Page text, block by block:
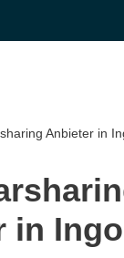
Anbieter in
in